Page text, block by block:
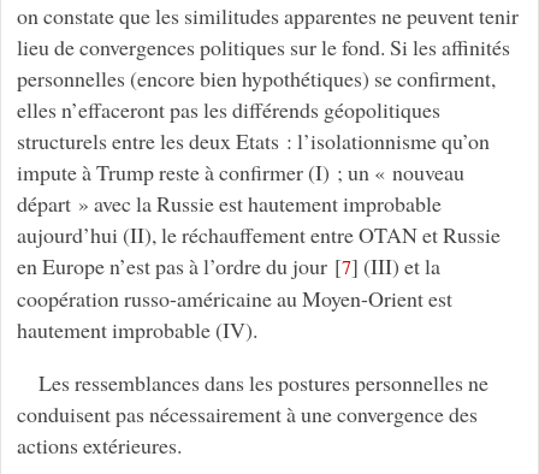
on constate que les similitudes apparentes ne peuvent tenir
lieu de convergences politiques sur le fond. Si les affinités
personnelles (encore bien hypothétiques) se confirment,
elles n’effaceront pas les différends géopolitiques
structurels entre les deux Etats : l’isolationnisme qu’on
impute à Trump reste à confirmer (I) ; un « nouveau
départ » avec la Russie est hautement improbable
aujourd’hui (II), le réchauffement entre OTAN et Russie
en Europe n’est pas à l’ordre du jour[7] (III) et la
coopération russo-américaine au Moyen-Orient est
hautement improbable (IV).
Les ressemblances dans les postures personnelles ne
conduisent pas nécessairement à une convergence des
actions extérieures.